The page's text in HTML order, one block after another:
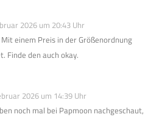
2026 um 20:43 Uhr
einem Preis in der Größenordnung
Finde den auch okay.
2026 um 14:39 Uhr
noch mal bei Papmoon nachgeschaut,